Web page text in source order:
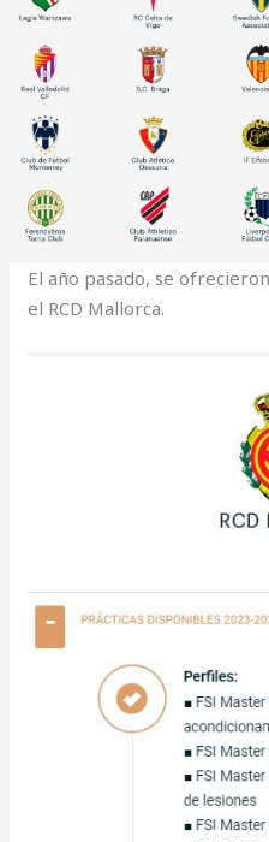
El año pasado, se
el RCD Mallorca.